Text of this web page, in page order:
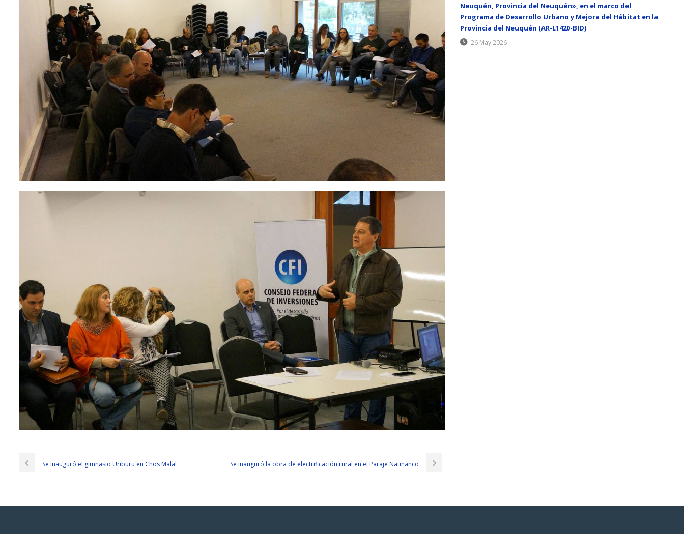
Se inauguró el gimnasio Uriburu en Chos Malal Se inauguró la obra de electrificación rural en el Paraje Naunanco
Neuquén, Provincia del Neuquén», en el marco del
Programa de Desarrollo Urbano y Mejora del Hábitat en la
Provincia del Neuquén (AR-L1420-BID)
26 May 2026